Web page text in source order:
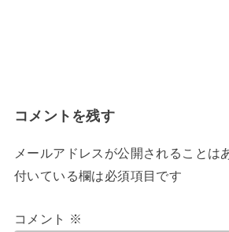
コメントを残す
メールアドレスが公開されることは
付いている欄は必須項目です
コメント ※